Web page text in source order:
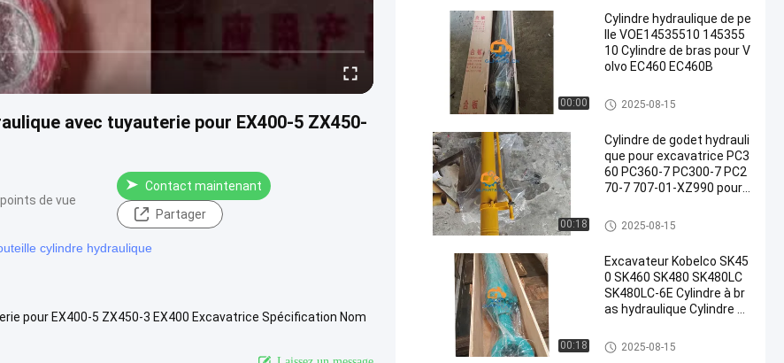
avec tuyauterie pour EX400-5 ZX450-
de vue
Contact maintenant
Partager
cylindre hydraulique
pour EX400-5 ZX450-3 EX400 Excavatrice Spécification Nom
00:00
Cylindre hydraulique de pe
lle VOE14535510 145355
10 Cylindre de bras pour V
olvo EC460 EC460B
Cylindre de bras
2025-08-15
00:18
Cylindre de godet hydrauli
que pour excavatrice PC3
60 PC360-7 PC300-7 PC2
70-7 707-01-XZ990 pour
Cylindre à flèche
2025-08-15
00:18
Excavateur Kobelco SK45
0 SK460 SK480 SK480LC
SK480LC-6E Cylindre à br
as hydraulique Cylindre à
Cylindre hydraulique pour exca
vatrice
2025-08-15